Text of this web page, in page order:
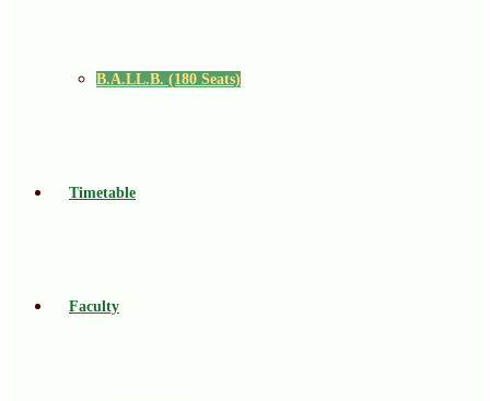
B.A.LL.B. (180 Seats)
Timetable
Faculty